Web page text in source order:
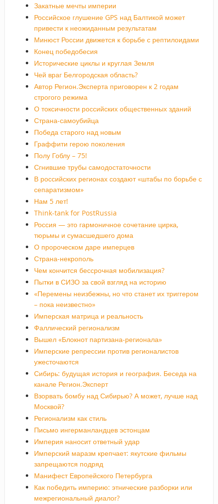
Закатные мечты империи
Российское глушение GPS над Балтикой может
привести к неожиданным результатам
Минюст России движется к борьбе с рептилоидами
Конец победобесия
Исторические циклы и круглая Земля
Чей враг Белгородская область?
Автор Регион.Эксперта приговорен к 2 годам
строгого режима
О токсичности российских общественных зданий
Страна-самоубийца
Победа старого над новым
Граффити герою поколения
Полу Гоблу – 75!
Сгнившие трубы самодостаточности
В российских регионах создают «штабы по борьбе с
сепаратизмом»
Нам 5 лет!
Think-tank for PostRussia
Россия — это гармоничное сочетание цирка,
тюрьмы и сумасшедшего дома
О пророческом даре имперцев
Страна-некрополь
Чем кончится бессрочная мобилизация?
Пытки в СИЗО за свой взгляд на историю
«Перемены неизбежны, но что станет их триггером
– пока неизвестно»
Имперская матрица и реальность
Фаллический регионализм
Вышел «Блокнот партизана-регионала»
Имперские репрессии против регионалистов
ужесточаются
Сибирь: будущая история и география. Беседа на
канале Регион.Эксперт
Взорвать бомбу над Сибирью? А может, лучше над
Москвой?
Регионализм как стиль
Письмо ингерманландцев эстонцам
Империя наносит ответный удар
Имперский маразм крепчает: якутские фильмы
запрещаются подряд
Манифест Европейского Петербурга
Как победить империю: этнические разборки или
межрегиональный диалог?